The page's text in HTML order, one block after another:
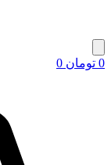
0 تومان 0